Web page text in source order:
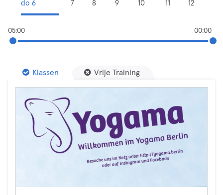
do 6 7 8 9 10 11 12
05:00 00:00
Klassen Vrije Training